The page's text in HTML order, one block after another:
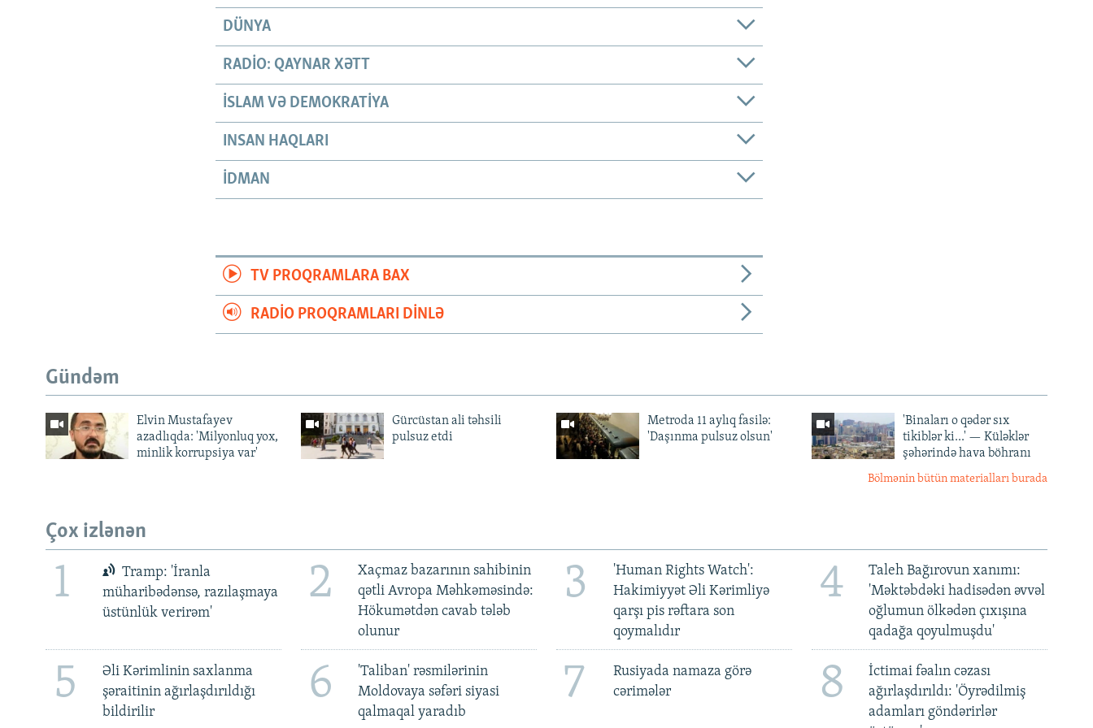
DÜNYA
RADIO: QAYNAR XƏTT
İSLAM VƏ DEMOKRATIYA
INSAN HAQLARI
İDMAN
TV PROQRAMLARA BAX
RADIO PROQRAMLARI DINLƏ
Gündəm
Elvin Mustafayev
azadlıqda: 'Milyonluq yox,
minlik korrupsiya var'
Gürcüstan ali təhsili
pulsuz etdi
Metroda 11 aylıq fasilə:
'Daşınma pulsuz olsun'
'Binaları o qədər sıx
tikiblər ki...' — Küləklər
şəhərində hava böhranı
Bölmənin bütün materialları burada
Çox izlənən
1
Tramp: 'İranla
müharibədənsə, razılaşmaya
üstünlük verirəm'
2
Xaçmaz bazarının sahibinin
qətli Avropa Məhkəməsində:
Hökumətdən cavab tələb
olunur
3
'Human Rights Watch':
Hakimiyyət Əli Kərimliyə
qarşı pis rəftara son
qoymalıdır
4
Taleh Bağırovun xanımı:
'Məktəbdəki hadisədən əvvəl
oğlumun ölkədən çıxışına
qadağa qoyulmuşdu'
5
Əli Kərimlinin saxlanma
şəraitinin ağırlaşdırıldığı
bildirilir
6
'Taliban' rəsmilərinin
Moldovaya səfəri siyasi
qalmaqal yaradıb
7
Rusiyada namaza görə
cərimələr
8
İctimai fəalın cəzası
ağırlaşdırıldı: 'Öyrədilmiş
adamları göndərirlər